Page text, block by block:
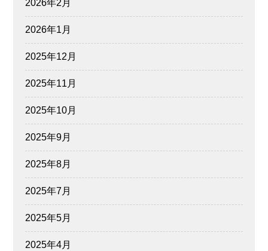
2026年2月
2026年1月
2025年12月
2025年11月
2025年10月
2025年9月
2025年8月
2025年7月
2025年5月
2025年4月